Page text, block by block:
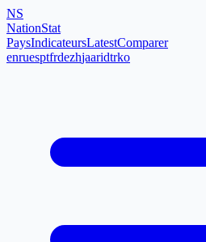
NS
NationStat
PaysIndicateursLatestComparer
enruesptfrdezhjaaridtrko